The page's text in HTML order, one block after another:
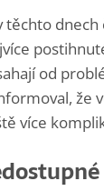
těchto
od
že
více